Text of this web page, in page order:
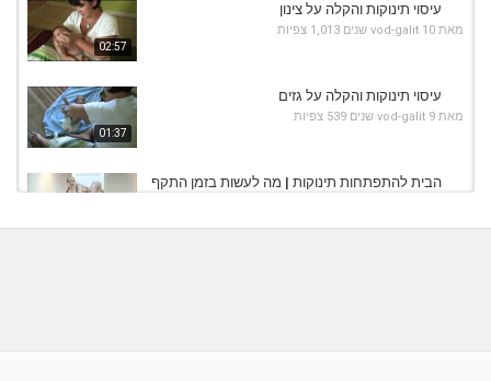
02:57
עיסוי תינוקות והקלה על צינון
מאת vod-galit 10 שנים 1,013 צפיות
01:37
עיסוי תינוקות והקלה על גזים
מאת vod-galit 9 שנים 539 צפיות
הבית להתפתחות תינוקות | מה לעשות בזמן התקף